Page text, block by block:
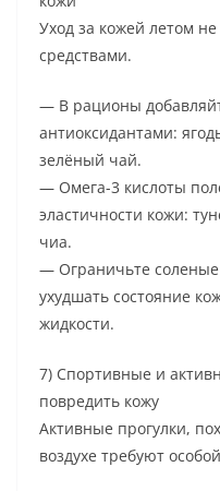
Уход за кожей летом
средствами.
— В рационы
антиоксидантами:
зелёный чай.
— Омега-3 кислоты
эластичности кожи:
чиа.
— Ограничьте
ухудшать состояние
жидкости.
7) Спортивные и
повредить кожу
Активные прогулки,
воздухе требуют